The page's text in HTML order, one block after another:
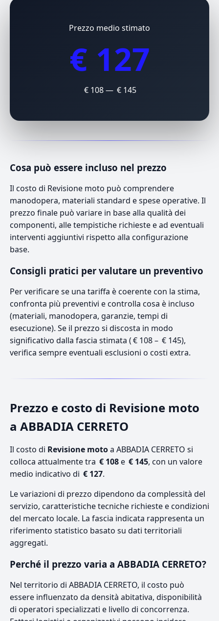
Prezzo medio stimato
€ 127
€ 108 — € 145
Cosa può essere incluso nel prezzo
Il costo di Revisione moto può comprendere
manodopera, materiali standard e spese operative. Il
prezzo finale può variare in base alla qualità dei
componenti, alle tempistiche richieste e ad eventuali
interventi aggiuntivi rispetto alla configurazione
base.
Consigli pratici per valutare un preventivo
Per verificare se una tariffa è coerente con la stima,
confronta più preventivi e controlla cosa è incluso
(materiali, manodopera, garanzie, tempi di
esecuzione). Se il prezzo si discosta in modo
significativo dalla fascia stimata ( € 108 – € 145),
verifica sempre eventuali esclusioni o costi extra.
Prezzo e costo di Revisione moto
a ABBADIA CERRETO
Il costo di Revisione motoa ABBADIA CERRETO si
colloca attualmente tra € 108e € 145, con un valore
medio indicativo di € 127.
Le variazioni di prezzo dipendono da complessità del
servizio, caratteristiche tecniche richieste e condizioni
del mercato locale. La fascia indicata rappresenta un
riferimento statistico basato su dati territoriali
aggregati.
Perché il prezzo varia a ABBADIA CERRETO?
Nel territorio di ABBADIA CERRETO, il costo può
essere influenzato da densità abitativa, disponibilità
di operatori specializzati e livello di concorrenza.